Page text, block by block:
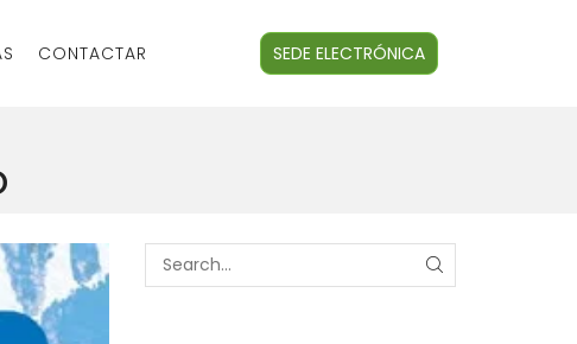
CONTACTAR SEDE ELECTRÓNICA